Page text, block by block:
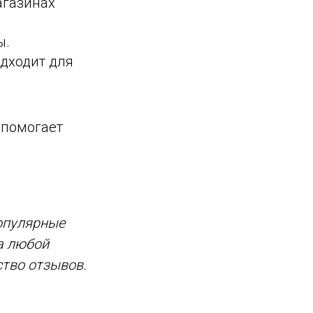
для
любой
отзывов.